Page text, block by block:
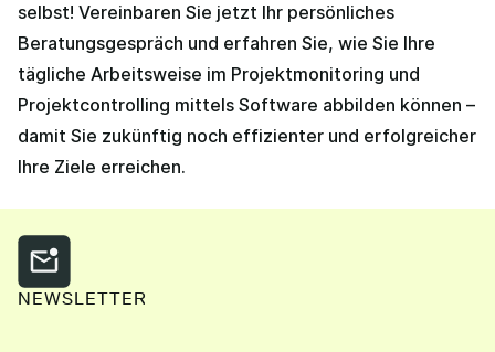
selbst! Vereinbaren Sie jetzt Ihr persönliches
Beratungsgespräch und erfahren Sie, wie Sie Ihre
tägliche Arbeitsweise im Projektmonitoring und
Projektcontrolling mittels Software abbilden können –
damit Sie zukünftig noch effizienter und erfolgreicher
Ihre Ziele erreichen.
NEWSLETTER